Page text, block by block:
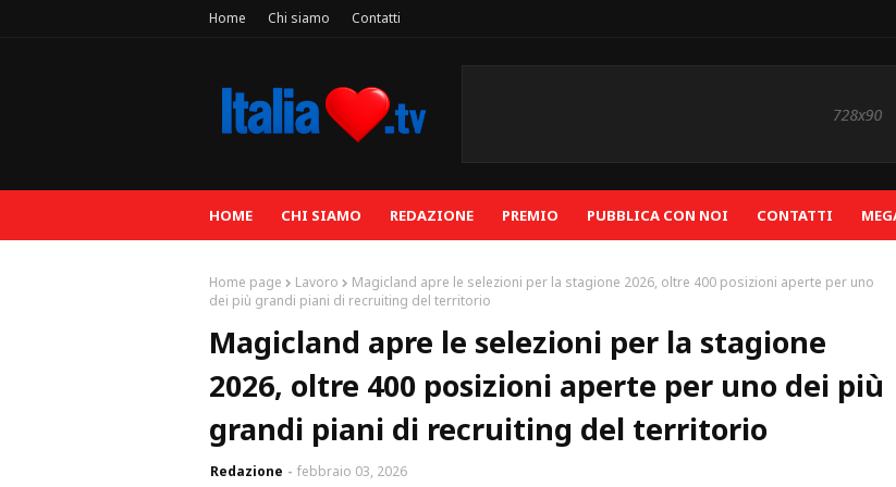
Home Chi siamo Contatti
HOME CHI SIAMO REDAZIONE PREMIO PUBBLICA CON NOI CONTATTI
Home page Lavoro
Magicland apre le selezioni per la stagione 2026, oltre 400 posizioni aperte per uno
dei più grandi piani di recruiting del territorio
Magicland apre le selezioni per la stagione
2026, oltre 400 posizioni aperte per uno dei più
grandi piani di recruiting del territorio
Redazione febbraio 03, 2026